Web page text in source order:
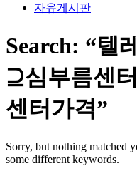
자유게시판
Search: “텔
⊇심부름센
센터가격”
Sorry, but nothing matched
some different keywords.